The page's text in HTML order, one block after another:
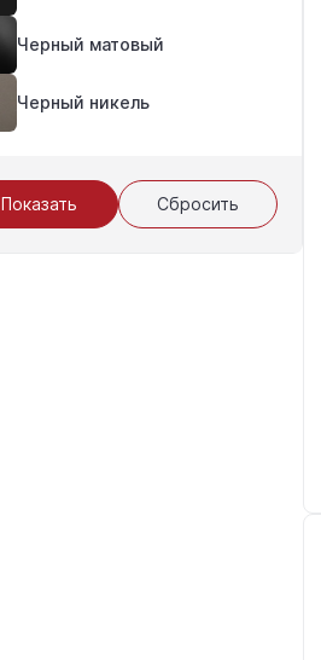
Черный матовый
Черный никель
Показать Сбросить